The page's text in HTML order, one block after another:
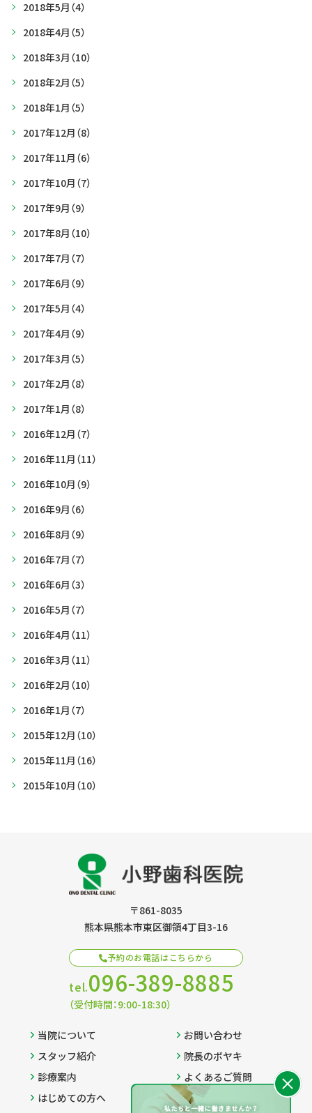
2018年5月 （4）
2018年4月 （5）
2018年3月 （10）
2018年2月 （5）
2018年1月 （5）
2017年12月 （8）
2017年11月 （6）
2017年10月 （7）
2017年9月 （9）
2017年8月 （10）
2017年7月 （7）
2017年6月 （9）
2017年5月 （4）
2017年4月 （9）
2017年3月 （5）
2017年2月 （8）
2017年1月 （8）
2016年12月 （7）
2016年11月 （11）
2016年10月 （9）
2016年9月 （6）
2016年8月 （9）
2016年7月 （7）
2016年6月 （3）
2016年5月 （7）
2016年4月 （11）
2016年3月 （11）
2016年2月 （10）
2016年1月 （7）
2015年12月 （10）
2015年11月 （16）
2015年10月 （10）
〒861-8035
熊本県熊本市東区御領4丁目3-16
予約のお電話はこちらから
tel.096-389-8885
（受付時間：9:00-18:30）
当院について
スタッフ紹介
診療案内
はじめての方へ
お問い合わせ
院長のボヤキ
よくあるご質問
プライバシーポリシー